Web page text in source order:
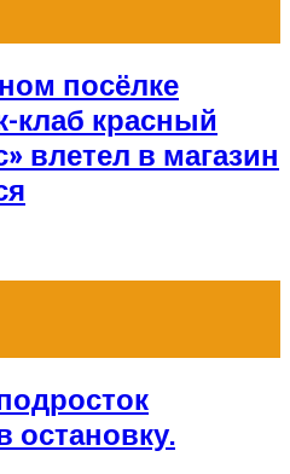
посёлке
клаб красный
влетел в магазин
остановку.